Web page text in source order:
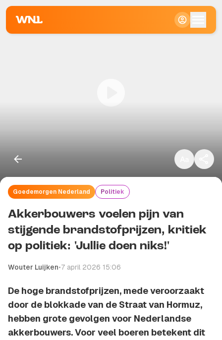
Goedemorgen Nederland Politiek
Akkerbouwers voelen pijn van
stijgende brandstofprijzen, kritiek
op politiek: 'Jullie doen niks!'
Wouter Luijken•7 april 2026 15:06
De hoge brandstofprijzen, mede veroorzaakt
door de blokkade van de Straat van Hormuz,
hebben grote gevolgen voor Nederlandse
akkerbouwers. Voor veel boeren betekent dit